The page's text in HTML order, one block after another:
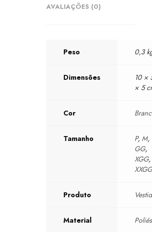
AVALIAÇÕES (0)
Peso 0,3
Dimensões
10 ×
× 5
Cor
Tamanho P,M,
GG,
XGG,
Produto
Material